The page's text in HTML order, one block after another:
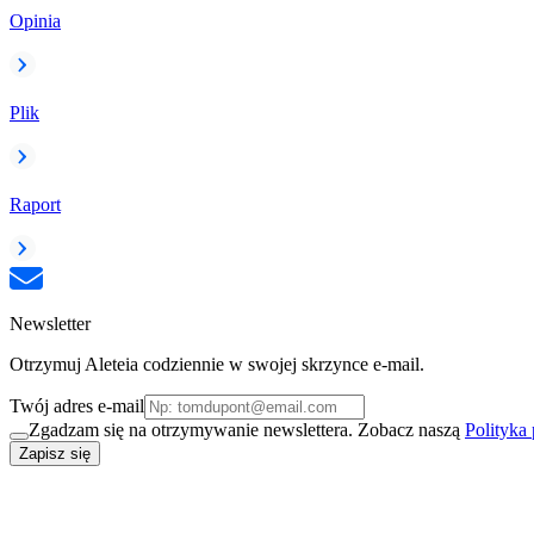
Opinia
Plik
Raport
Newsletter
Otrzymuj Aleteia codziennie w swojej skrzynce e-mail.
Twój adres e-mail
Zgadzam się na otrzymywanie newslettera. Zobacz naszą Polityka
Zapisz się